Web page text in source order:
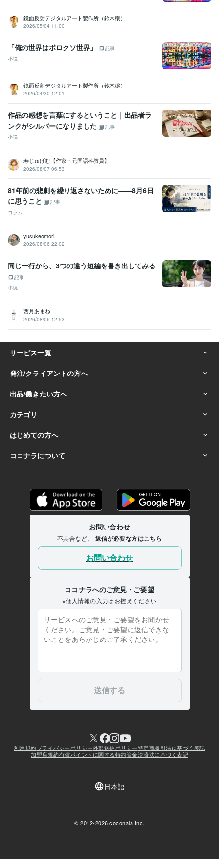
鏡面反射デジタルアート製作所（鈴木穣）
2026/05/04 11:00
「俺の世界はボロクソ世界」
記事
小説
鏡面反射デジタルアート製作所（鈴木穣）
2026/04/30 12:01
作品の感想を言葉にするということ｜出品者ラ
ンクがシルバーになりました
記事
小説
寿じゅげむ【作家・元国語科教員】
2026/08/07 06:53
81年前の悲劇を繰り返さないために――8月6日
に思うこと
記事
コラム
yusukeomori
2026/08/06 22:02
同じ一行から、3つの違う短編を書き出してみる
記事
小説
西月あまね
2026/08/06 12:53